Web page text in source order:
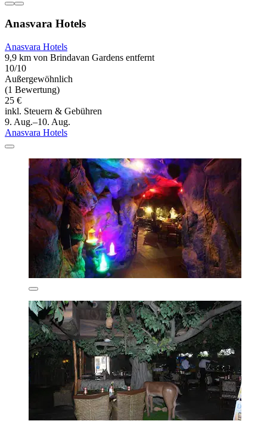
Anasvara Hotels
Anasvara Hotels
9,9 km von Brindavan Gardens entfernt
10/10
Außergewöhnlich
(1 Bewertung)
25 €
inkl. Steuern & Gebühren
9. Aug.–10. Aug.
Anasvara Hotels